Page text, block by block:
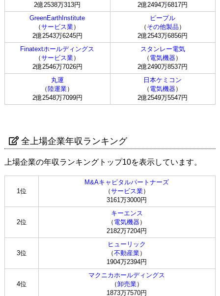
2億2538万313円
2億2494万6817円
GreenEarthInstitute
（サービス業）
2億2543万6245円
ピープル
（ その他製品 ）
2億2543万6856円
Finatextホールディングス
（サービス業）
2億2546万7026円
スタンレー電気
（ 電気機器）
2億2490万8537円
丸運
（ 陸運業）
2億2548万7099円
日本ケミコン
（ 電気機器）
2億2549万5547円
全上場企業年収ランキング
上場企業の年収ランキングトップ10を表示しています。
1位
M&Aキャピタルパートナーズ
（サービス業）
3161万3000円
2位
キーエンス
（ 電気機器）
2182万7204円
3位
ヒューリック
（不動産業）
1904万2394円
4位
マクニカホールディングス
（卸売業）
1873万7570円